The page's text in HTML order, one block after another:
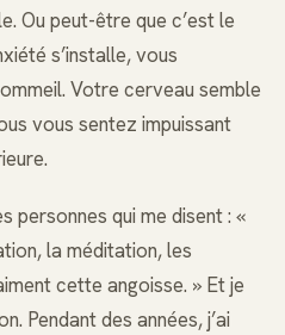
Ou peut-être que c’est le
s’installe, vous
Votre cerveau semble
vous sentez impuissant
personnes qui me disent : «
la méditation, les
cette angoisse. » Et je
Pendant des années, j’ai